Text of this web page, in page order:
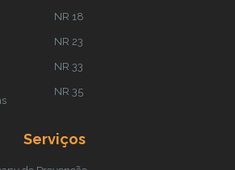
NR 18
NR 23
NR 33
NR 35
Serviços